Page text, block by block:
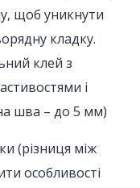
щоб уникнути
кладку.
клей з
і
шва – до 5 мм)
(різниця між
особливості